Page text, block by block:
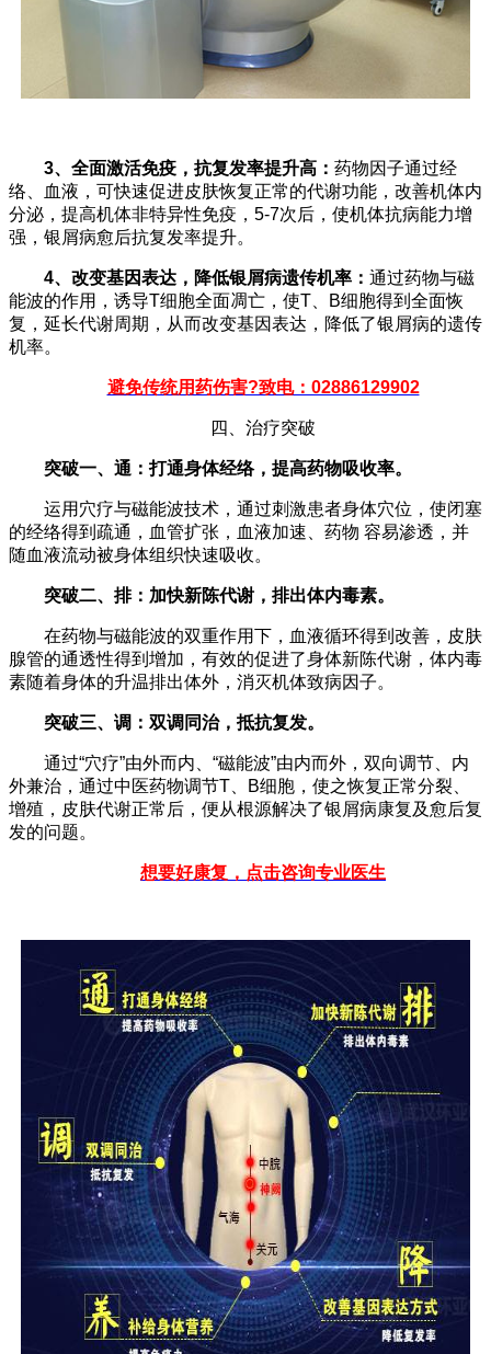
3、全面激活免疫，抗复发率提升高： 药物因子通过经
络、血液，可快速促进皮肤恢复正常的代谢功能，改善机体内
分泌，提高机体非特异性免疫，5-7次后，使机体抗病能力增
强，银屑病愈后抗复发率提升。
4、改变基因表达，降低银屑病遗传机率： 通过药物与磁
能波的作用，诱导T细胞全面凋亡，使T、B细胞得到全面恢
复，延长代谢周期，从而改变基因表达，降低了银屑病的遗传
机率。
避免传统用药伤害?致电：02886129902
四、治疗突破
突破一、通：打通身体经络，提高药物吸收率。
运用穴疗与磁能波技术，通过刺激患者身体穴位，使闭塞
的经络得到疏通，血管扩张，血液加速、药物 容易渗透，并
随血液流动被身体组织快速吸收。
突破二、排：加快新陈代谢，排出体内毒素。
在药物与磁能波的双重作用下，血液循环得到改善，皮肤
腺管的通透性得到增加，有效的促进了身体新陈代谢，体内毒
素随着身体的升温排出体外，消灭机体致病因子。
突破三、调：双调同治，抵抗复发。
通过“穴疗”由外而内、“磁能波”由内而外，双向调节、内
外兼治，通过中医药物调节T、B细胞，使之恢复正常分裂、
增殖，皮肤代谢正常后，便从根源解决了银屑病康复及愈后复
发的问题。
想要好康复，点击咨询专业医生